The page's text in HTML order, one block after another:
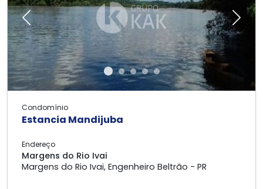
Previous Next
Condomínio
Estancia Mandijuba
Endereço
Margens do Rio Ivai
Margens do Rio Ivai, Engenheiro Beltrão - PR